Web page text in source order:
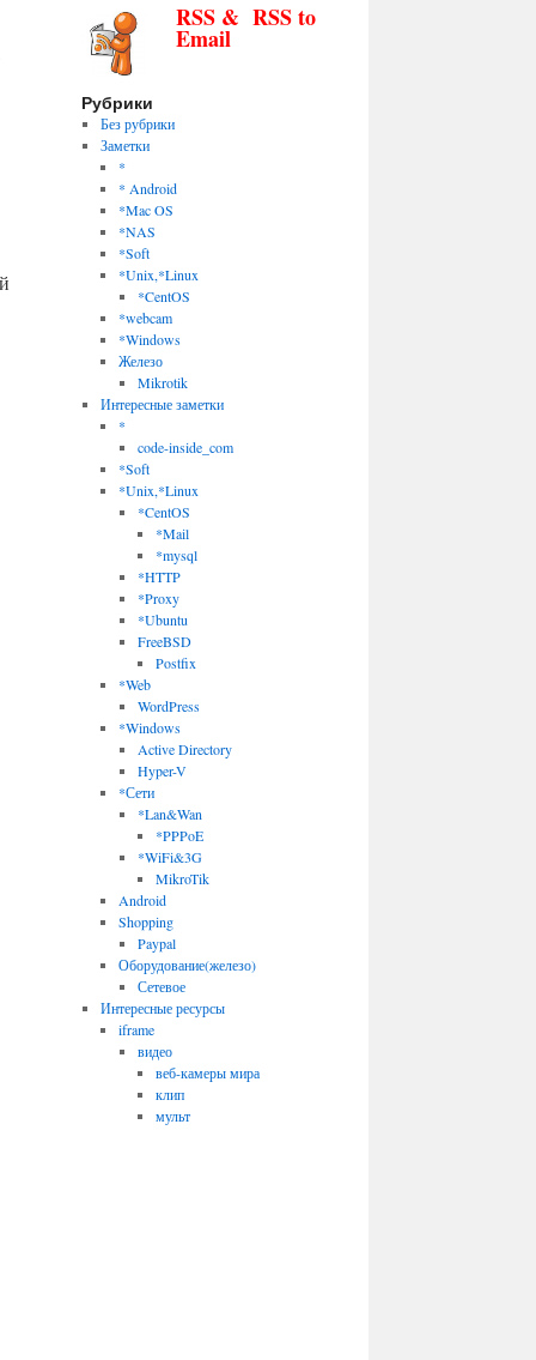
RSS & RSS to
Email
Рубрики
Без рубрики
Заметки
*
* Android
*Mac OS
*NAS
*Soft
*Unix,*Linux
*CentOS
*webcam
*Windows
Железо
Mikrotik
Интересные заметки
*
code-inside_com
*Soft
*Unix,*Linux
*CentOS
*Mail
*mysql
*HTTP
*Proxy
*Ubuntu
FreeBSD
Postfix
*Web
WordPress
*Windows
Active Directory
Hyper-V
*Сети
*Lan&Wan
*PPPoE
*WiFi&3G
MikroTik
Android
Shopping
Paypal
Оборудование(железо)
Сетевое
Интересные ресурсы
iframe
видео
веб-камеры мира
клип
мульт